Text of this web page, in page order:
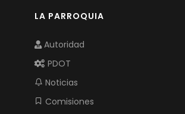
LA PARROQUIA
Autoridad
PDOT
Noticias
Comisiones